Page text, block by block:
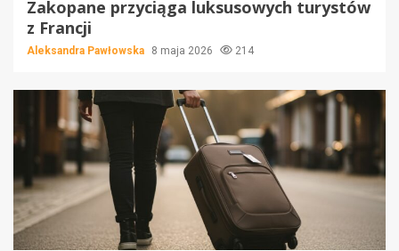
Zakopane przyciąga luksusowych turystów
z Francji
Aleksandra Pawłowska 8 maja 2026 214